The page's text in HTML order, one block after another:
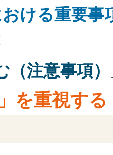
ける重要事
（注意事項）
を重視する